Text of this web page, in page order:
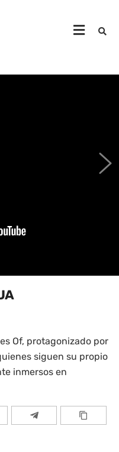
Of, protagonizado por
siguen su propio
inmersos en